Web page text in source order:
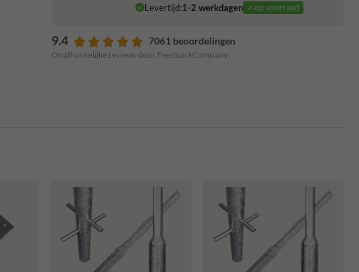
Levertijd:1-2 werkdagen ✓op voorraad
9.4 7061 beoordelingen
Onafhankelijke reviews door FeedbackCompany